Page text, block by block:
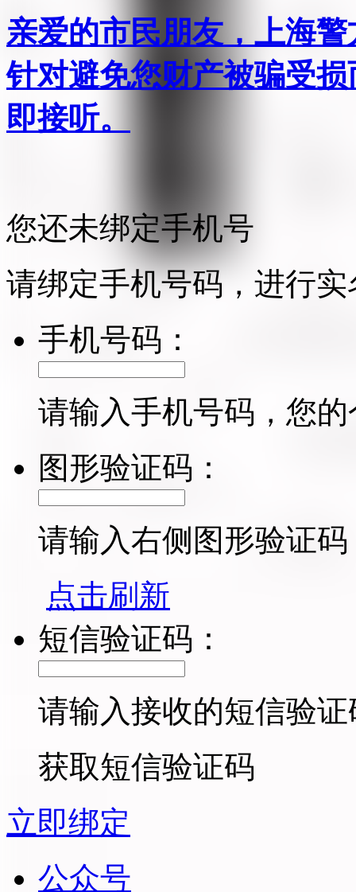
亲爱的市民朋友，上海
针对避免您财产被骗受
即接听。
您还未绑定手机号
请绑定手机号码，进行
手机号码：
请输入手机号码，您
图形验证码：
请输入右侧图形验证码
点击刷新
短信验证码：
请输入接收的短信验证
获取短信验证码
立即绑定
公众号